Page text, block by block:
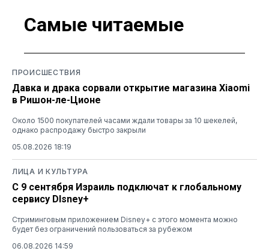
Самые читаемые
ПРОИСШЕСТВИЯ
Давка и драка сорвали открытие магазина Xiaomi
в Ришон-ле-Ционе
Около 1500 покупателей часами ждали товары за 10 шекелей,
однако распродажу быстро закрыли
05.08.2026 18:19
ЛИЦА И КУЛЬТУРА
С 9 сентября Израиль подключат к глобальному
сервису DIsney+
Стриминговым приложением Disney+ с этого момента можно
будет без ограничений пользоваться за рубежом
06.08.2026 14:59